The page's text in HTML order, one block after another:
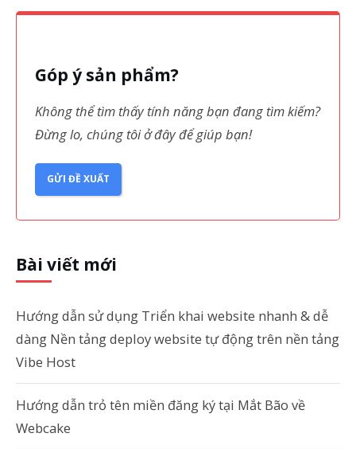
Góp ý sản phẩm?
Không thể tìm thấy tính năng bạn đang tìm kiếm?
Đừng lo, chúng tôi ở đây để giúp bạn!
GỬI ĐỀ XUẤT
Bài viết mới
Hướng dẫn sử dụng Triển khai website nhanh & dễ
dàng Nền tảng deploy website tự động trên nền tảng
Vibe Host
Hướng dẫn trỏ tên miền đăng ký tại Mắt Bão về
Webcake